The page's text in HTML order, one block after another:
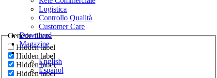
Generic filters
Hidden label
Hidden label
Hidden label
Hidden label
Logistica
Controllo Qualità
Customer Care
Download
Magazine
English
Español